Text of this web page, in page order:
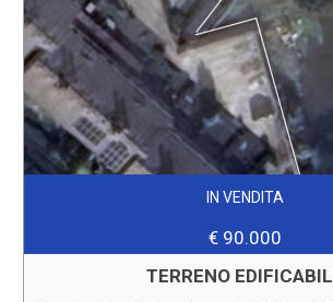
IN VENDITA
€ 90.000
TERRENO